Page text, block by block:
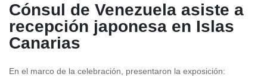
Cónsul de Venezuela asiste a
recepción japonesa en Islas
Canarias
En el marco de la celebración, presentaron la exposición: